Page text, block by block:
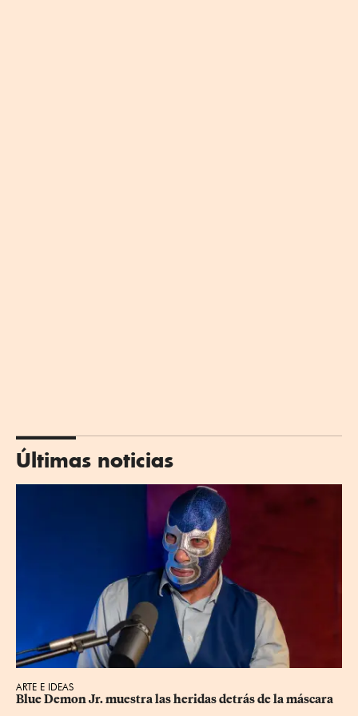
Últimas noticias
ARTE E IDEAS
Blue Demon Jr. muestra las heridas detrás de la máscara